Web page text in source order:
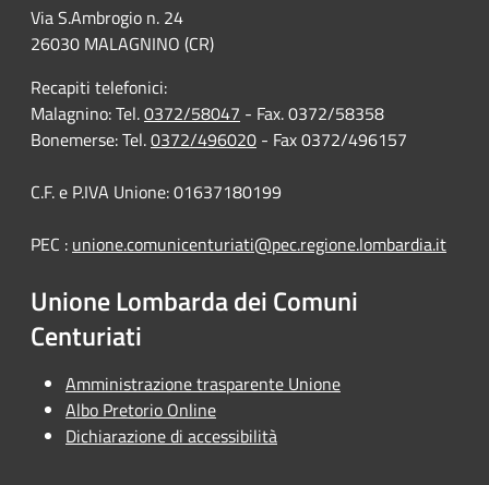
Via S.Ambrogio n. 24
26030 MALAGNINO (CR)
Recapiti telefonici:
Malagnino: Tel.0372/58047 - Fax. 0372/58358
Bonemerse: Tel.0372/496020 - Fax 0372/496157
C.F. e P.IVA Unione: 01637180199
PEC : unione.comunicenturiati@pec.regione.lombardia.it
Unione Lombarda dei Comuni
Centuriati
Amministrazione trasparente Unione
Albo Pretorio Online
Dichiarazione di accessibilità